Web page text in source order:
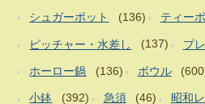
シュガーポット (136) ティー
ピッチャー・水差し (137) プ
ホーロー鍋 (136) ボウル
小鉢 (392) 急須 (46) 昭和